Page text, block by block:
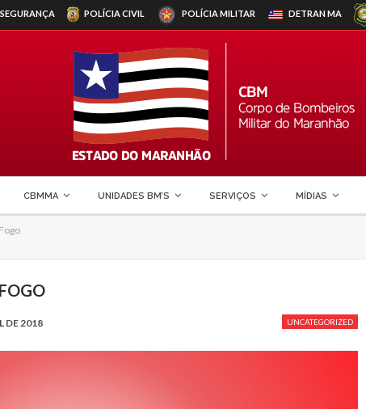
POLÍCIA CIVIL POLÍCIA MILITAR DETRANMA
CBMMA UNIDADES BM’S SERVIÇOS MÍDIAS
UNCATEGORIZED
DE 2018